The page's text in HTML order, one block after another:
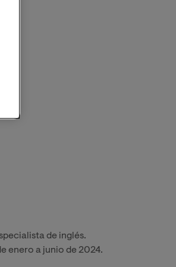
de inglés.
enero a junio de 2024.